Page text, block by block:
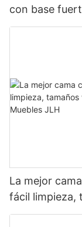
con base
La mejor
fácil limpieza,
de fábrica -